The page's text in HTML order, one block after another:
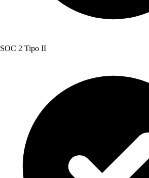
SOC 2 Tipo II